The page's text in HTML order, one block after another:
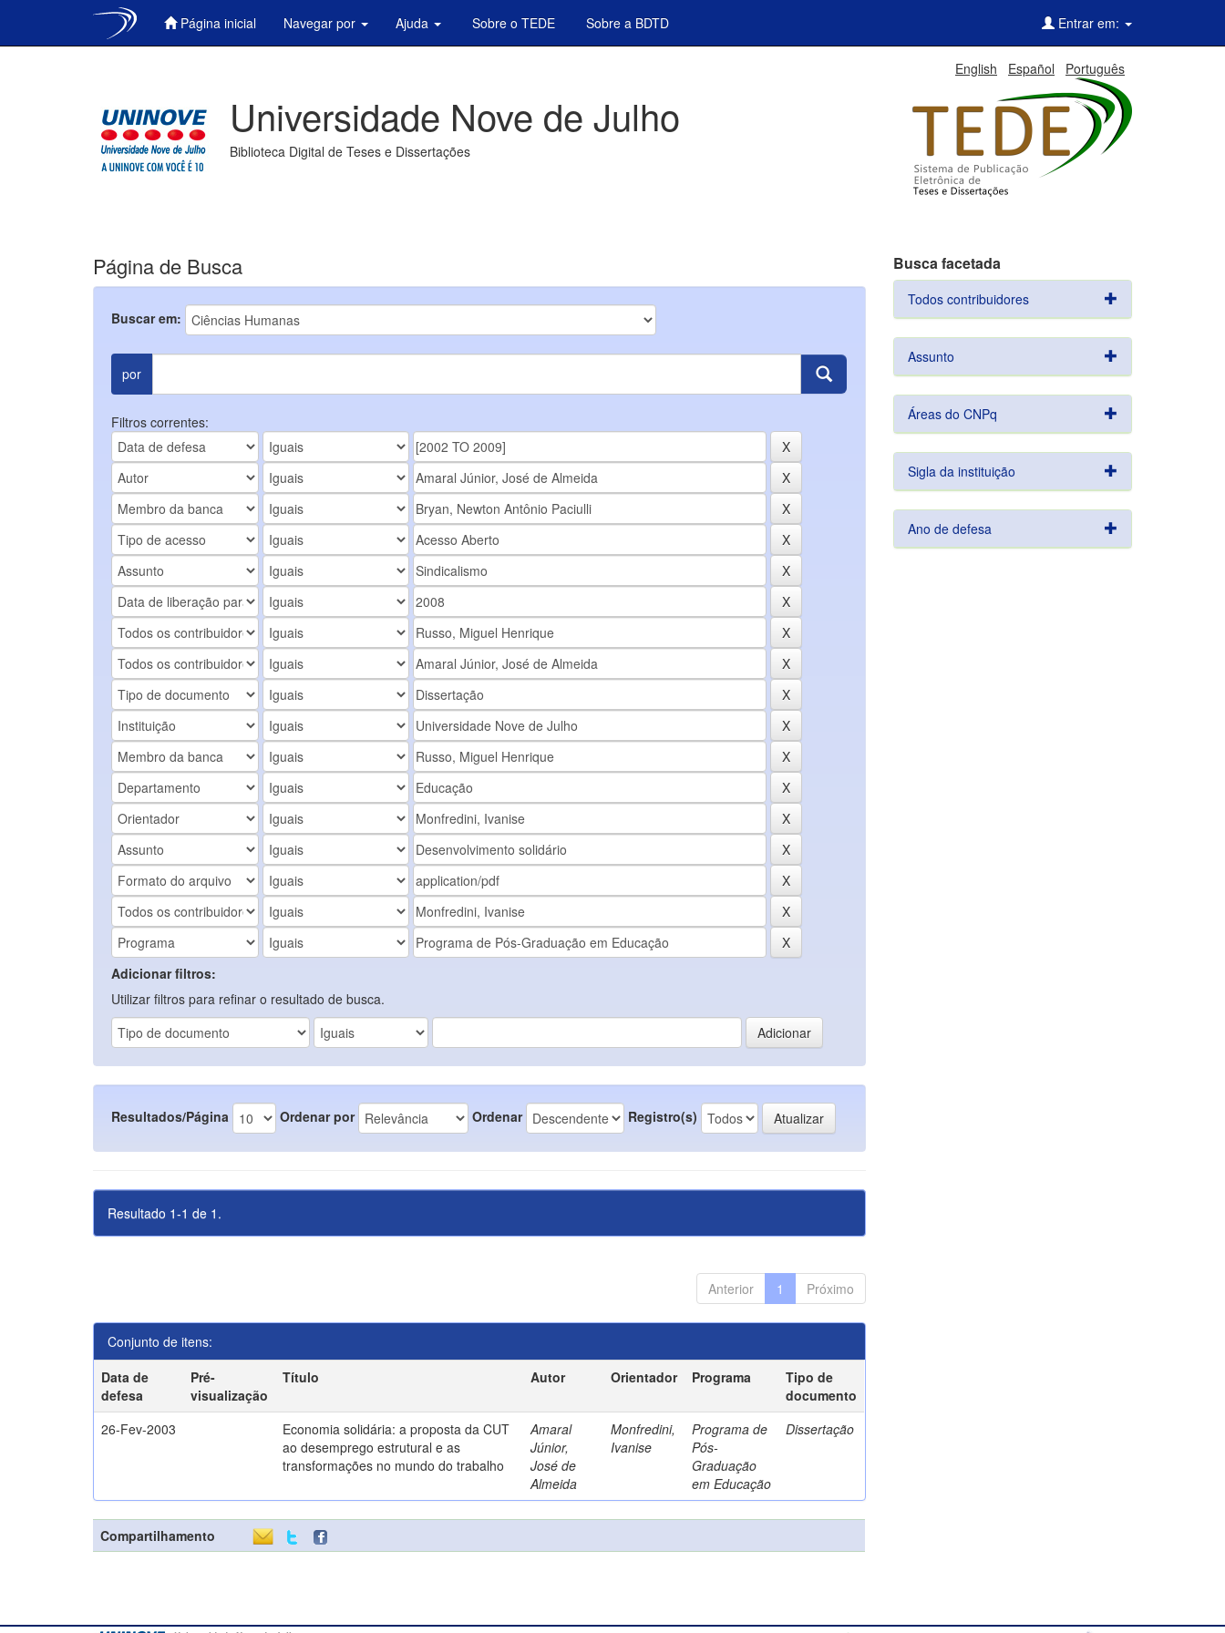
Página inicial Navegar por Ajuda Sobre o TEDE Sobre a BDTD Entrar em:
English Español Português
Universidade Nove de Julho
Biblioteca Digital de Teses e Dissertações
Página de Busca
Buscar em:
por
Filtros correntes:
Adicionar filtros:
Utilizar filtros para refinar o resultado de busca.
Resultados/Página Ordenar por Ordenar Registro(s)
Resultado 1-1 de 1.
Anterior 1 Próximo
Conjunto de itens:
Data de
defesa
Pré-
visualização
Título Autor Orientador Programa
Tipo de
documento
26-Fev-2003
Economia solidária: a proposta da CUT
ao desemprego estrutural e as
transformações no mundo do trabalho
Amaral
Júnior,
José de
Almeida
Monfredini,
Ivanise
Programa de
Pós-
Graduação
em Educação
Dissertação
Compartilhamento
Busca facetada
Todos contribuidores
Assunto
Áreas do CNPq
Sigla da instituição
Ano de defesa